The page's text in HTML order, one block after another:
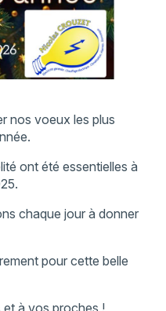
nos voeux les plus
ont été essentielles à
chaque jour à donner
pour cette belle
à vos proches !